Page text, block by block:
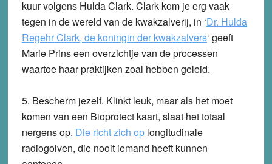
kuur volgens Hulda Clark. Clark kom je erg vaak
tegen in de wereld van de kwakzalverij, in ‘Dr. Hulda
Regehr Clark, de koningin der kwakzalvers‘ geeft
Marie Prins een overzichtje van de processen
waartoe haar praktijken zoal hebben geleid.
5. Bescherm jezelf. Klinkt leuk, maar als het moet
komen van een Bioprotect kaart, slaat het totaal
nergens op. Die richt zich oplongitudinale
radiogolven, die nooit iemand heeft kunnen